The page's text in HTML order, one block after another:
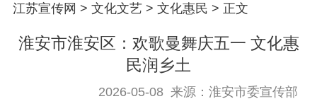
首页
江苏要闻
公示公告
江苏宣传网 > 文化文艺> 文化惠民 > 正文
淮安市淮安区：欢歌曼舞庆五一 文化惠
民润乡土
2026-05-08 来源：淮安市委宣传部